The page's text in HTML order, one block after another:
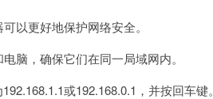
更好地保护网络安全。
，确保它们在同一局域网内。
或192.168.0.1，并按回车键。